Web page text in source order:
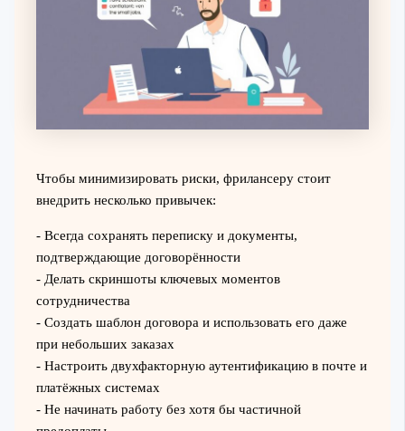
Чтобы минимизировать риски, фрилансеру стоит
внедрить несколько привычек:
- Всегда сохранять переписку и документы,
подтверждающие договорённости
- Делать скриншоты ключевых моментов
сотрудничества
- Создать шаблон договора и использовать его даже
при небольших заказах
- Настроить двухфакторную аутентификацию в почте и
платёжных системах
- Не начинать работу без хотя бы частичной